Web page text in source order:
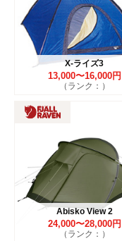
X-ライズ3
13,000〜16,000円
（ランク：）
Abisko View 2
24,000〜28,000円
（ランク：）